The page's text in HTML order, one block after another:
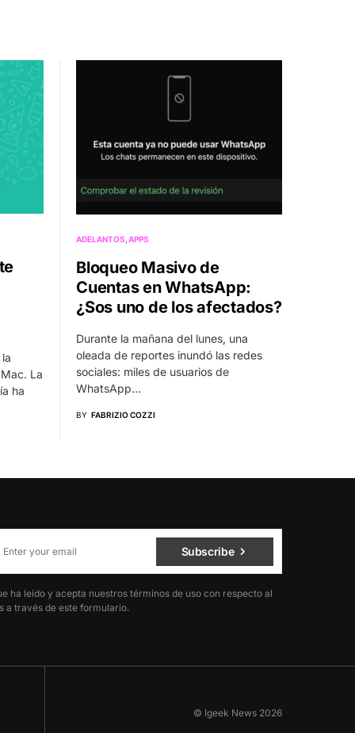
La
ha
ADELANTOS APPS
Bloqueo Masivo de
Cuentas en WhatsApp:
¿Sos uno de los afectados?
Durante la mañana del lunes, una
oleada de reportes inundó las redes
sociales: miles de usuarios de
WhatsApp…
BY FABRIZIO COZZI
Subscribe
ha leído y acepta nuestros términos de uso con respecto al
a través de este formulario.
© Igeek News 2026